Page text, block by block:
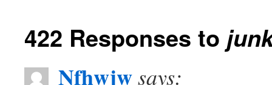
422 Responses to
Nfhwjwsays: